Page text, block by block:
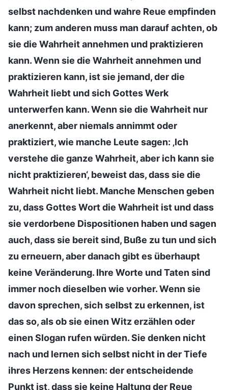
selbst nachdenken und wahre Reue empfinden
kann; zum anderen muss man darauf achten, ob
sie die Wahrheit annehmen und praktizieren
kann. Wenn sie die Wahrheit annehmen und
praktizieren kann, ist sie jemand, der die
Wahrheit liebt und sich Gottes Werk
unterwerfen kann. Wenn sie die Wahrheit nur
anerkennt, aber niemals annimmt oder
praktiziert, wie manche Leute sagen: ‚Ich
verstehe die ganze Wahrheit, aber ich kann sie
nicht praktizieren‘, beweist das, dass sie die
Wahrheit nicht liebt. Manche Menschen geben
zu, dass Gottes Wort die Wahrheit ist und dass
sie verdorbene Dispositionen haben und sagen
auch, dass sie bereit sind, Buße zu tun und sich
zu erneuern, aber danach gibt es überhaupt
keine Veränderung. Ihre Worte und Taten sind
immer noch dieselben wie vorher. Wenn sie
davon sprechen, sich selbst zu erkennen, ist
das so, als ob sie einen Witz erzählen oder
einen Slogan rufen würden. Sie denken nicht
nach und lernen sich selbst nicht in der Tiefe
ihres Herzens kennen: der entscheidende
Punkt ist, dass sie keine Haltung der Reue